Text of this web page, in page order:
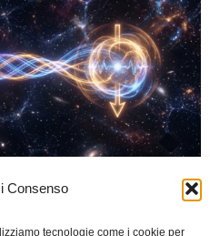
Consenso
tecnologie come i cookie per
0
correlazioni che sembrano ignorare